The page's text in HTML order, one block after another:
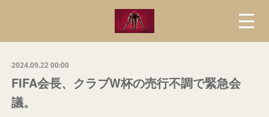
2024.09.22 00:00
FIFA会長、クラブW杯の売行不調で緊急会
議。